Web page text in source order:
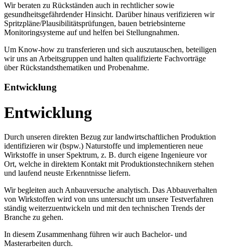
Wir beraten zu Rückständen auch in rechtlicher sowie
gesundheitsgefährdender Hinsicht. Darüber hinaus verifizieren wir
Spritzpläne/Plausibilitätsprüfungen, bauen betriebsinterne
Monitoringsysteme auf und helfen bei Stellungnahmen.
Um Know-how zu transferieren und sich auszutauschen, beteiligen
wir uns an Arbeitsgruppen und halten qualifizierte Fachvorträge
über Rückstandsthematiken und Probenahme.
Entwicklung
Entwicklung
Durch unseren direkten Bezug zur landwirtschaftlichen Produktion
identifizieren wir (bspw.) Naturstoffe und implementieren neue
Wirkstoffe in unser Spektrum, z. B. durch eigene Ingenieure vor
Ort, welche in direktem Kontakt mit Produktionstechnikern stehen
und laufend neuste Erkenntnisse liefern.
Wir begleiten auch Anbauversuche analytisch. Das Abbauverhalten
von Wirkstoffen wird von uns untersucht um unsere Testverfahren
ständig weiterzuentwickeln und mit den technischen Trends der
Branche zu gehen.
In diesem Zusammenhang führen wir auch Bachelor- und
Masterarbeiten durch.